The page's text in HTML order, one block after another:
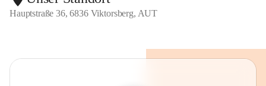
Hauptstraße 36, 6836 Viktorsberg, AUT